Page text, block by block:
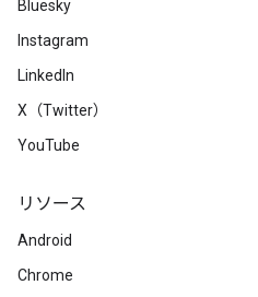
Bluesky
Instagram
LinkedIn
X（Twitter）
YouTube
リソース
Android
Chrome